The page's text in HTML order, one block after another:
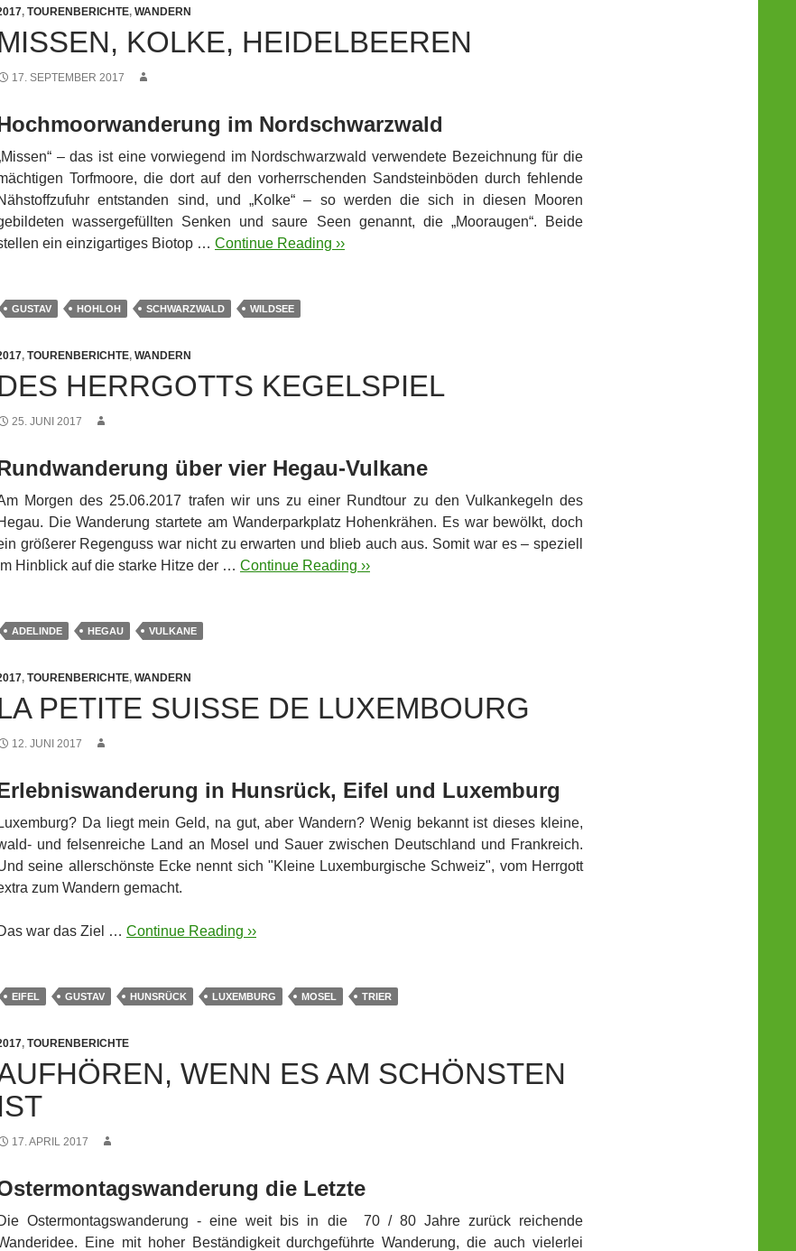
, TOURENBERICHTE, WANDERN
KOLKE, HEIDELBEEREN
17. SEPTEMBER 2017
im Nordschwarzwald
– das ist eine vorwiegend im Nordschwarzwald verwendete Bezeichnung für die
Torfmoore, die dort auf den vorherrschenden Sandsteinböden durch fehlende
entstanden sind, und „Kolke“ – so werden die sich in diesen Mooren
wassergefüllten Senken und saure Seen genannt, die „Mooraugen“. Beide
ein einzigartiges Biotop … Continue Reading ››
GUSTAV HOHLOH SCHWARZWALD WILDSEE
, TOURENBERICHTE, WANDERN
HERRGOTTS KEGELSPIEL
25. JUNI 2017
über vier Hegau-Vulkane
Morgen des 25.06.2017 trafen wir uns zu einer Rundtour zu den Vulkankegeln des
Die Wanderung startete am Wanderparkplatz Hohenkrähen. Es war bewölkt, doch
größerer Regenguss war nicht zu erwarten und blieb auch aus. Somit war es – speziell
Hinblick auf die starke Hitze der … Continue Reading ››
ADELINDE HEGAU VULKANE
, TOURENBERICHTE, WANDERN
PETITE SUISSE DE LUXEMBOURG
12. JUNI 2017
in Hunsrück, Eifel und Luxemburg
Luxemburg? Da liegt mein Geld, na gut, aber Wandern? Wenig bekannt ist dieses kleine,
und felsenreiche Land an Mosel und Sauer zwischen Deutschland und Frankreich.
seine allerschönste Ecke nennt sich "Kleine Luxemburgische Schweiz", vom Herrgott
zum Wandern gemacht.
war das Ziel … Continue Reading ››
EIFEL GUSTAV HUNSRÜCK LUXEMBURG MOSEL TRIER
, TOURENBERICHTE
WENN ES AM SCHÖNSTEN
IST
17. APRIL 2017
die Letzte
Ostermontagswanderung - eine weit bis in die 70 / 80 Jahre zurück reichende
Eine mit hoher Beständigkeit durchgeführte Wanderung, die auch vielerlei